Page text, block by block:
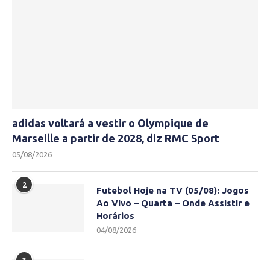
adidas voltará a vestir o Olympique de
Marseille a partir de 2028, diz RMC Sport
05/08/2026
2
Futebol Hoje na TV (05/08): Jogos
Ao Vivo – Quarta – Onde Assistir e
Horários
04/08/2026